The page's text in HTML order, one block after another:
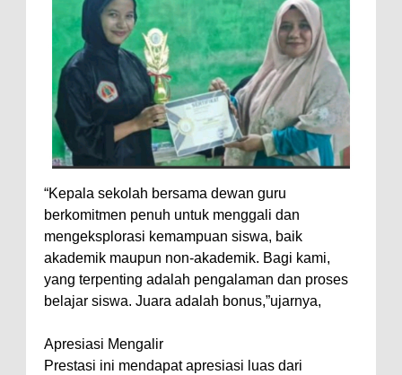
“Kepala sekolah bersama dewan guru
berkomitmen penuh untuk menggali dan
mengeksplorasi kemampuan siswa, baik
akademik maupun non-akademik. Bagi kami,
yang terpenting adalah pengalaman dan proses
belajar siswa. Juara adalah bonus,”ujarnya,
Apresiasi Mengalir
Prestasi ini mendapat apresiasi luas dari